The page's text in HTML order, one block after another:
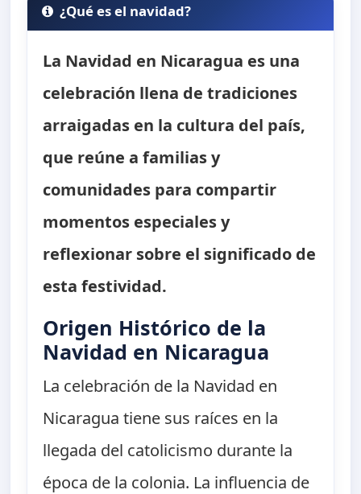
¿Qué es el navidad?
La Navidad en Nicaragua es una
celebración llena de tradiciones
arraigadas en la cultura del país,
que reúne a familias y
comunidades para compartir
momentos especiales y
reflexionar sobre el significado de
esta festividad.
Origen Histórico de la
Navidad en Nicaragua
La celebración de la Navidad en
Nicaragua tiene sus raíces en la
llegada del catolicismo durante la
época de la colonia. La influencia de